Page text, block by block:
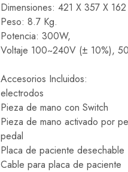
Dimensiones: 421 X 357 X 162
Peso: 8.7 Kg.
Potencia: 300W,
Voltaje 100~240V (± 10%),
Accesorios Incluidos:
electrodos
Pieza de mano con Switch
Pieza de mano activado por
pedal
Placa de paciente desechable
Cable para placa de paciente